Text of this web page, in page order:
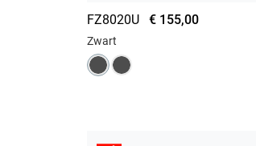
FZ8020U € 155,00
Zwart